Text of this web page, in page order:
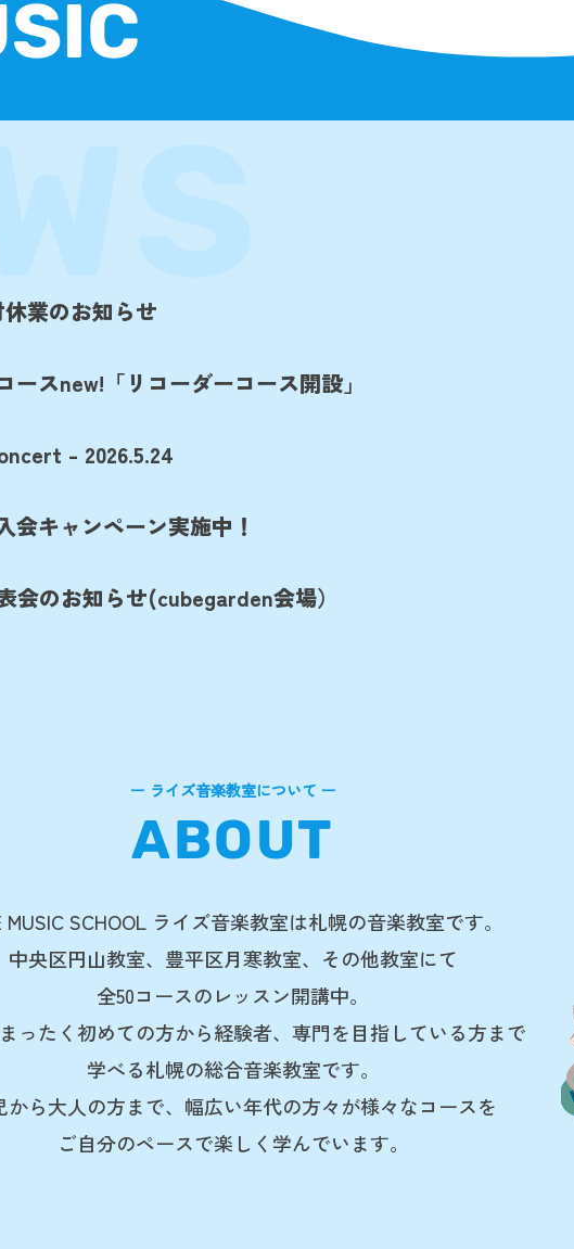
業のお知らせ
ースnew!「リコーダーコース開設」
- 2026.5.24
会キャンペーン実施中！
会のお知らせ(cubegarden会場）
ABOUT
ー ライズ音楽教室について ー
MUSIC SCHOOL ライズ音楽教室は札幌の音楽教室です。
中央区円山教室、豊平区月寒教室、その他教室にて
全50コースのレッスン開講中。
ったく初めての方から経験者、専門を目指している方まで
学べる札幌の総合音楽教室です。
から大人の方まで、幅広い年代の方々が様々なコースを
ご自分のペースで楽しく学んでいます。